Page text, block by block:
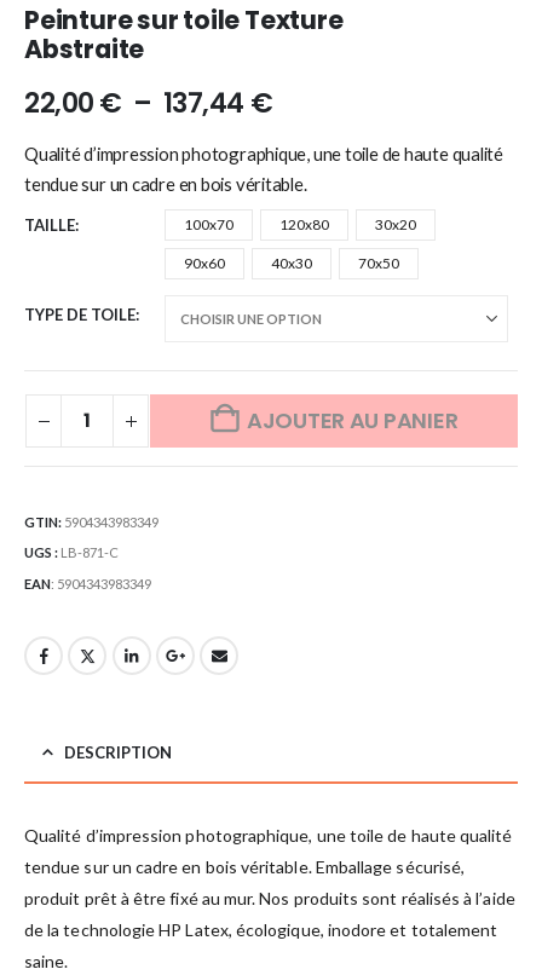
Peinture sur toile Texture
Abstraite
22,00€ – 137,44 €
Qualité d’impression photographique, une toile de haute qualité
tendue sur un cadre en bois véritable.
TAILLE 100x70 120x80 30x20
90x60 40x30 70x50
TYPE DE TOILE
AJOUTER AU PANIER
GTIN: 5904343983349
UGS : LB-871-C
EAN: 5904343983349
DESCRIPTION
Qualité d’impression photographique, une toile de haute qualité
tendue sur un cadre en bois véritable. Emballage sécurisé,
produit prêt à être fixé au mur. Nos produits sont réalisés à l’aide
de la technologie HP Latex, écologique, inodore et totalement
saine.